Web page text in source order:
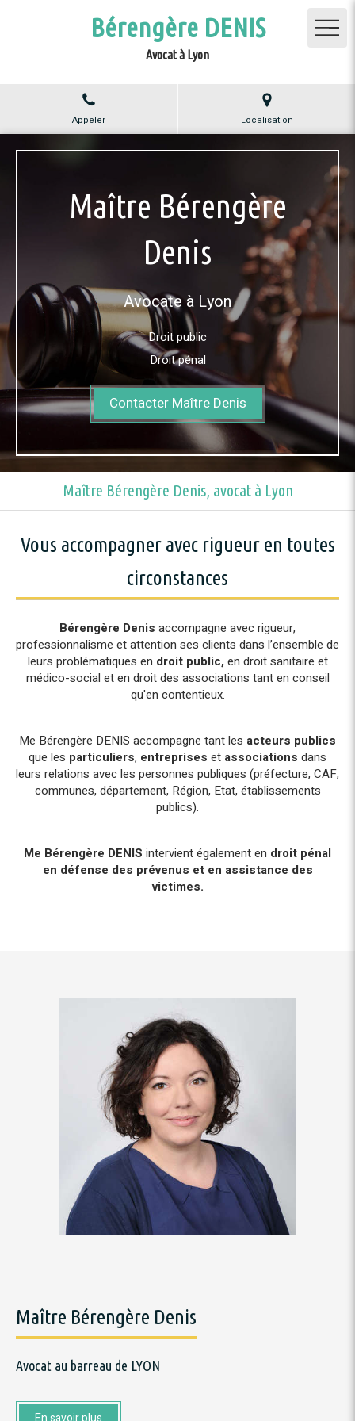
Bérengère DENIS
Avocat à Lyon
Appeler Localisation
Maître Bérengère
Denis
Avocate à Lyon
Droit public
Droit pénal
Contacter Maître Denis
Maître Bérengère Denis, avocat à Lyon
Vous accompagner avec rigueur en toutes
circonstances
Bérengère Denis accompagne avec rigueur,
professionnalisme et attention ses clients dans l’ensemble de
leurs problématiques en droit public, en droit sanitaire et
médico-social et en droit des associations tant en conseil
qu'en contentieux.
Me Bérengère DENIS accompagne tant les acteurs publics
que les particuliers, entreprises et associations dans
leurs relations avec les personnes publiques (préfecture, CAF,
communes, département, Région, Etat, établissements
publics).
Me Bérengère DENIS intervient également en droit pénal
en défense des prévenus et en assistance des
victimes.
Maître Bérengère Denis
Avocat au barreau de LYON